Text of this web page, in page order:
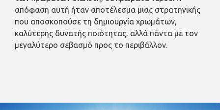
απόφαση αυτή ήταν αποτέλεσμα μιας στρατηγικής
που αποσκοπούσε τη δημιουργία χρωμάτων,
καλύτερης δυνατής ποιότητας, αλλά πάντα με τον
μεγαλύτερο σεβασμό προς το περιβάλλον.